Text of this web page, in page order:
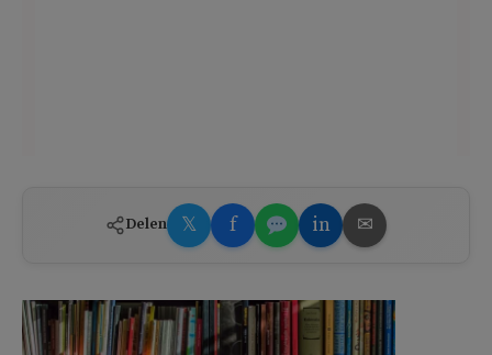
Delen 𝕏 f in ✉